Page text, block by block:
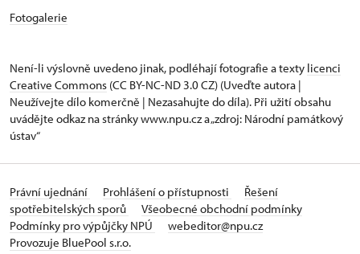
Fotogalerie
Není-li výslovně uvedeno jinak, podléhají fotografie a texty licenci
Creative Commons (CC BY-NC-ND 3.0 CZ) (Uveďte autora |
Neužívejte dílo komerčně | Nezasahujte do díla). Při užití obsahu
uvádějte odkaz na stránky www.npu.cz a „zdroj: Národní památkový
ústav“
Právní ujednání Prohlášení o přístupnosti
Řešení
spotřebitelských sporů
Všeobecné obchodní podmínky
Podmínky pro výpůjčky NPÚ
webeditor@npu.cz
Provozuje BluePool s.r.o.